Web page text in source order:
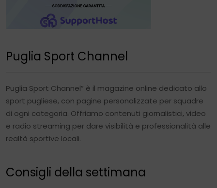
Puglia Sport Channel
Puglia Sport Channel” è il magazine online dedicato allo
sport pugliese, con pagine personalizzate per squadre
di ogni categoria. Offriamo contenuti giornalistici, video
e radio streaming per dare visibilità e professionalità alle
realtà sportive locali.
Consigli della settimana